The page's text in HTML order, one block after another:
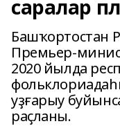
саралар
Башҡортостан
Премьер-
2020 йылда
уҙғарыу
раҫланы.